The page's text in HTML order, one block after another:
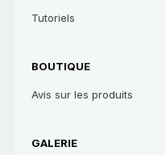
Tutoriels
BOUTIQUE
Avis sur les produits
GALERIE